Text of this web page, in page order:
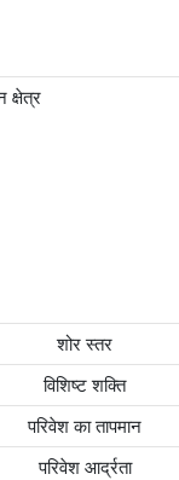
क्षेत्र
शोर स्तर
विशिष्ट शक्ति
परिवेश का तापमान
परिवेश आर्द्रता